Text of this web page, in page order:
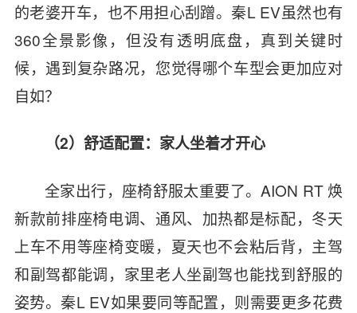
的老婆开车，也不用担心刮蹭。秦L EV虽然也有
360全景影像，但没有透明底盘，真到关键时
候，遇到复杂路况，您觉得哪个车型会更加应对
自如？
（2）舒适配置：家人坐着才开心
全家出行，座椅舒服太重要了。AION RT 焕
新款前排座椅电调、通风、加热都是标配，冬天
上车不用等座椅变暖，夏天也不会粘后背，主驾
和副驾都能调，家里老人坐副驾也能找到舒服的
姿势。秦L EV如果要同等配置，则需要更多花费